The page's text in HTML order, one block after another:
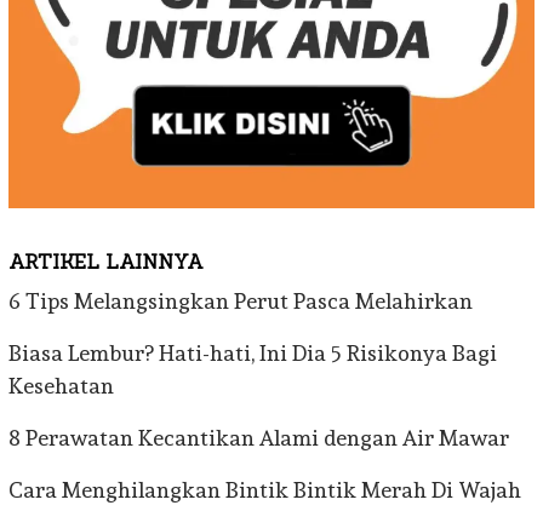
ARTIKEL LAINNYA
6 Tips Melangsingkan Perut Pasca Melahirkan
Biasa Lembur? Hati-hati, Ini Dia 5 Risikonya Bagi
Kesehatan
8 Perawatan Kecantikan Alami dengan Air Mawar
Cara Menghilangkan Bintik Bintik Merah Di Wajah